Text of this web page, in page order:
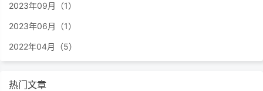
2023年09月（1）
2023年06月（1）
2022年04月（5）
热门文章